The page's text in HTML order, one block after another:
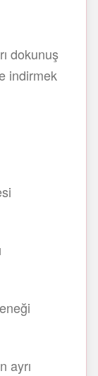
dokunuş
indirmek
ayrı